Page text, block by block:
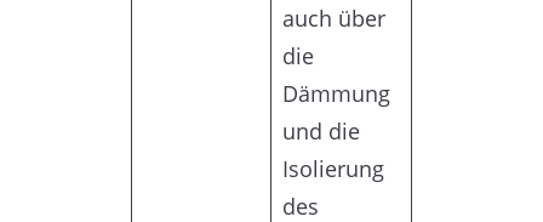
auch über
die
Dämmung
und die
Isolierung
des